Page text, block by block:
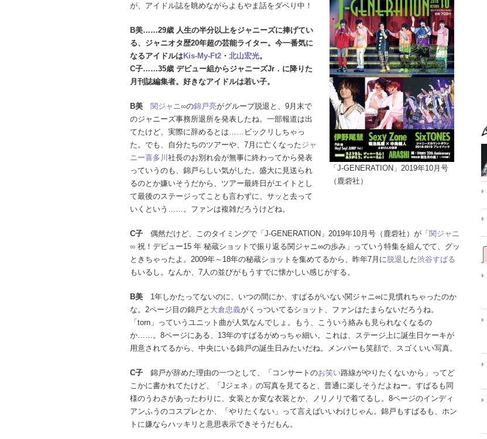
「J-GENERATION」2019年10月号
（鹿砦社）
が、アイドル誌を眺めながらよもやま話をダベり中！
B美……29歳 人生の半分以上をジャニーズに捧げてい
る、ジャニオタ歴20年超の芸能ライター。今一番気に
なるアイドルはKis-My-Ft2 ・ 北山宏光。
C子……35歳 デビュー組からジャニーズJr．に降りた
月刊誌編集者。好きなアイドルは若い子。
B美 関ジャニ∞の錦戸亮がグループ脱退と、9月末で
のジャニーズ事務所退所を発表したね。一部報道は出
てたけど、実際に辞めるとは……ビックリしちゃっ
た。でも、自分たちのツアーや、7月に亡くなったジャ
ニー喜多川 社長のお別れ会が無事に終わってから発表
っていうのも、錦戸らしい気がした。盛大に見送られ
るのとか嫌いそうだから、ツアー最終日がエイトとし
て最後のステージってことも言わずに、サッと去って
いくという……。ファンは複雑だろうけどね。
C子 偶然だけど、このタイミングで「J-GENERATION」2019年10月号（鹿砦社）が「 関ジャニ
∞ 祝！デビュー15 年 秘蔵ショットで振り返る関ジャニ∞の歩み」っていう特集を組んでて、グッ
ときちゃったよ。2009年～18年の秘蔵ショットを集めてるから、昨年7月に脱退 した渋谷すばる
もいるし。なんか、7人の並びがもうすでに懐かしい感じがする。
B美 1年しかたってないのに、いつの間にか、すばるがいない関ジャニ∞に見慣れちゃったのか
な。2ページ目の錦戸と 大倉忠義がくっついてるショット、ファンはたまらないだろうね。
「torn」っていうユニット曲が人気なんでしょ。もう、こういう絡みも見られなくなるの
か……。8ページにある、13年のすばるがめっちゃ細い。これは、ステージ上に誕生日ケーキが
用意されてるから、中央にいる錦戸の誕生日みたいだね。メンバーも笑顔で、スゴくいい写真。
C子 錦戸が辞めた理由の一つとして、「コンサートのお笑い路線がやりたくないから」ってど
こかに書かれてたけど、「Jジェネ」の写真を見てると、普通に楽しそうだよねー。すばるも同
様のうわさがあったわりに、女装とか変な衣装とか、ノリノリで着てるし。8ページのインディ
アンふうのコスプレとか、「やりたくない」って言えばいいわけじゃん。錦戸もすばるも、ホン
トに嫌ならハッキリと意思表示できそうだもん。